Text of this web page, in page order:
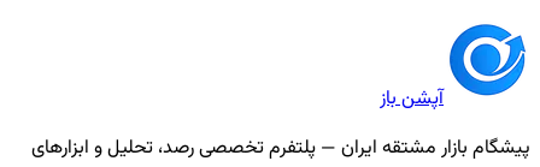
آپشن باز
پیشگام بازار مشتقه ایران — پلتفرم تخصصی رصد، تحلیل و ابزارهای